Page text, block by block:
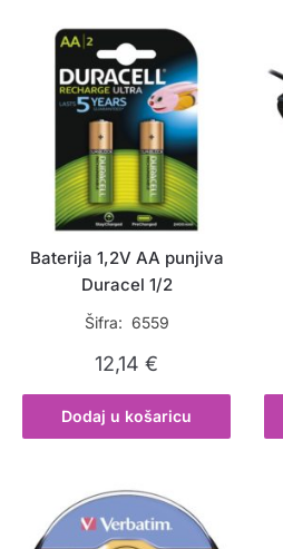
Baterija 1,2V AA punjiva
Duracel 1/2
Šifra: 6559
12,14€
Dodaj u košaricu